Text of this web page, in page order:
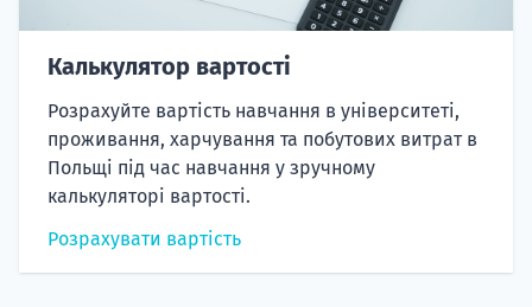
Калькулятор вартості
Розрахуйте вартість навчання в університеті,
проживання, харчування та побутових витрат в
Польщі під час навчання у зручному
калькуляторі вартості.
Розрахувати вартість